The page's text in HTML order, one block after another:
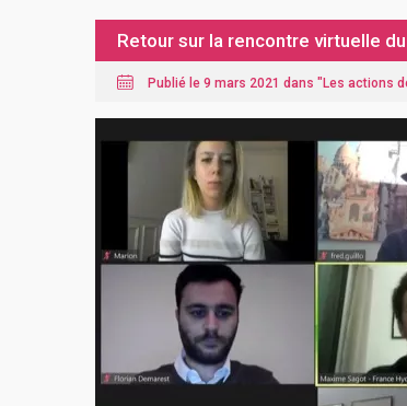
Retour sur la rencontre virtuelle
Publié le 9 mars 2021 dans "Les actions